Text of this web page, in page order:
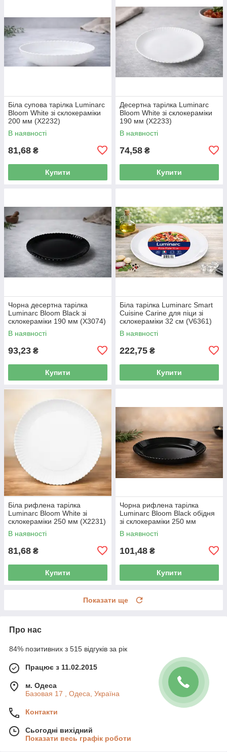
Біла супова тарілка Luminarc
Bloom White зі склокераміки
200 мм (X2232)
В наявності
81,68 ₴
Купити
Десертна тарілка Luminarc
Bloom White зі склокераміки
190 мм (X2233)
В наявності
74,58 ₴
Купити
Чорна десертна тарілка
Luminarc Bloom Black зі
склокераміки 190 мм (X3074)
В наявності
93,23 ₴
Купити
Біла тарілка Luminarc Smart
Cuisine Carine для піци зі
склокераміки 32 см (V6361)
В наявності
222,75 ₴
Купити
Біла рифлена тарілка
Luminarc Bloom White зі
склокераміки 250 мм (X2231)
В наявності
81,68 ₴
Купити
Чорна рифлена тарілка
Luminarc Bloom Black обідня
зі склокераміки 250 мм
(X3072)
В наявності
101,48 ₴
Купити
Показати ще
Про нас
84% позитивних з 515 відгуків за рік
Працює з 11.02.2015
м. Одеса
Базовая 17 , Одеса, Україна
Контакти
Сьогодні вихідний
Показати весь графік роботи